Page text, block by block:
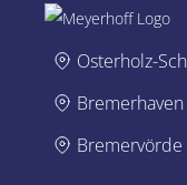
Osterholz-
Bremerhaven
Bremervörde